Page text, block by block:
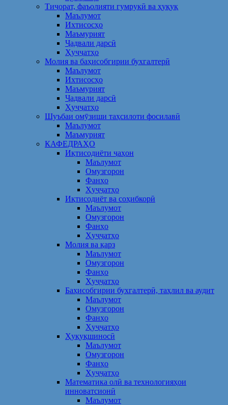
Тиҷорат, фаъолияти гумрукӣ ва ҳуқуқ
Маълумот
Ихтисосҳо
Маъмурият
Ҷадвали дарсӣ
Ҳуҷҷатҳо
Молия ва баҳисобгирии бухгалтерӣ
Маълумот
Ихтисосҳо
Маъмурият
Ҷадвали дарсӣ
Ҳуҷҷатҳо
Шуъбаи омӯзиши таҳсилоти фосилавӣ
Маълумот
Маъмурият
КАФЕДРАҲО
Иқтисодиёти ҷаҳон
Маълумот
Омузгорон
Фанҳо
Ҳуҷҷатҳо
Иқтисодиёт ва соҳибкорӣ
Маълумот
Омузгорон
Фанҳо
Ҳуҷҷатҳо
Молия ва қарз
Маълумот
Омузгорон
Фанҳо
Ҳуҷҷатҳо
Баҳисобгирии бухгалтерӣ, таҳлил ва аудит
Маълумот
Омузгорон
Фанҳо
Ҳуҷҷатҳо
Ҳуқуқшиносӣ
Маълумот
Омузгорон
Фанҳо
Ҳуҷҷатҳо
Математика олӣ ва технологияҳои
инноватсионӣ
Маълумот